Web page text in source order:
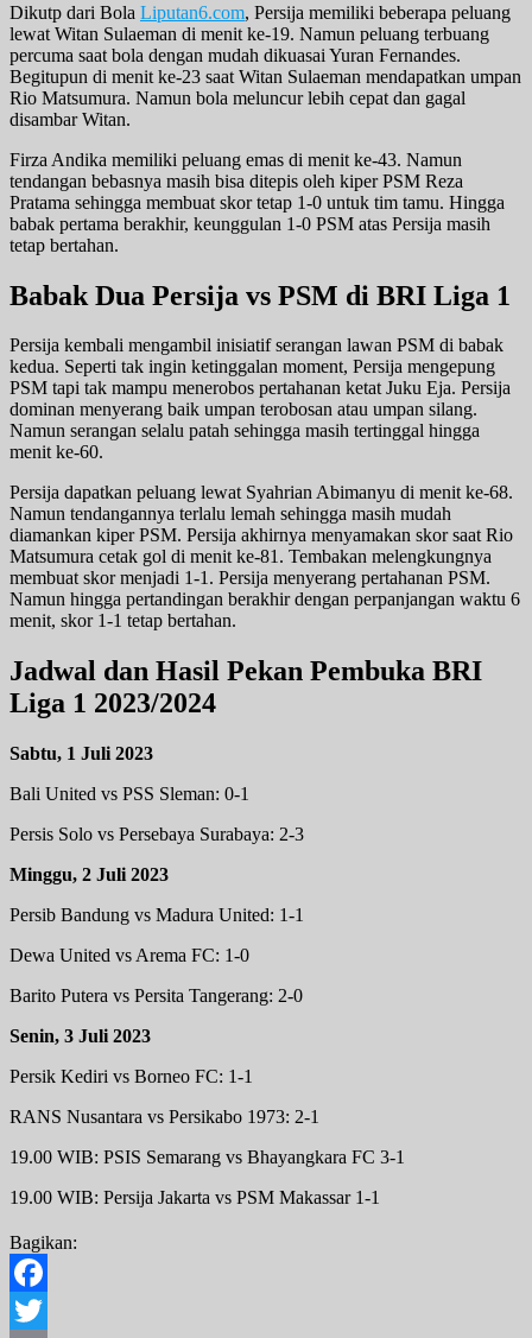
Dikutp dari Bola Liputan6.com, Persija memiliki beberapa peluang
lewat Witan Sulaeman di menit ke-19. Namun peluang terbuang
percuma saat bola dengan mudah dikuasai Yuran Fernandes.
Begitupun di menit ke-23 saat Witan Sulaeman mendapatkan umpan
Rio Matsumura. Namun bola meluncur lebih cepat dan gagal
disambar Witan.
Firza Andika memiliki peluang emas di menit ke-43. Namun
tendangan bebasnya masih bisa ditepis oleh kiper PSM Reza
Pratama sehingga membuat skor tetap 1-0 untuk tim tamu. Hingga
babak pertama berakhir, keunggulan 1-0 PSM atas Persija masih
tetap bertahan.
Babak Dua Persija vs PSM di BRI Liga 1
Persija kembali mengambil inisiatif serangan lawan PSM di babak
kedua. Seperti tak ingin ketinggalan moment, Persija mengepung
PSM tapi tak mampu menerobos pertahanan ketat Juku Eja. Persija
dominan menyerang baik umpan terobosan atau umpan silang.
Namun serangan selalu patah sehingga masih tertinggal hingga
menit ke-60.
Persija dapatkan peluang lewat Syahrian Abimanyu di menit ke-68.
Namun tendangannya terlalu lemah sehingga masih mudah
diamankan kiper PSM. Persija akhirnya menyamakan skor saat Rio
Matsumura cetak gol di menit ke-81. Tembakan melengkungnya
membuat skor menjadi 1-1. Persija menyerang pertahanan PSM.
Namun hingga pertandingan berakhir dengan perpanjangan waktu 6
menit, skor 1-1 tetap bertahan.
Jadwal dan Hasil Pekan Pembuka BRI
Liga 1 2023/2024
Sabtu, 1 Juli 2023
Bali United vs PSS Sleman: 0-1
Persis Solo vs Persebaya Surabaya: 2-3
Minggu, 2 Juli 2023
Persib Bandung vs Madura United: 1-1
Dewa United vs Arema FC: 1-0
Barito Putera vs Persita Tangerang: 2-0
Senin, 3 Juli 2023
Persik Kediri vs Borneo FC: 1-1
RANS Nusantara vs Persikabo 1973: 2-1
19.00 WIB: PSIS Semarang vs Bhayangkara FC 3-1
19.00 WIB: Persija Jakarta vs PSM Makassar 1-1
Bagikan:
Facebook